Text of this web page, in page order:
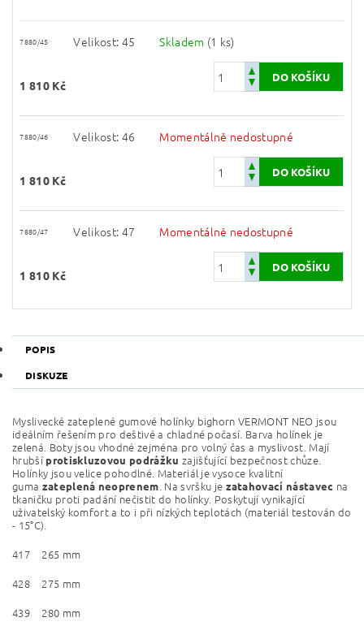
7880/45 Velikost: 45 Skladem (1 ks)
1 810 Kč
7880/46 Velikost: 46 Momentálně nedostupné
1 810 Kč
7880/47 Velikost: 47 Momentálně nedostupné
1 810 Kč
POPIS
DISKUZE
Myslivecké zateplené gumové holínky bighorn VERMONT NEO jsou
ideálním řešením pro deštivé a chladné počasí. Barva holínek je
zelená. Boty jsou vhodné zejména pro volný čas a myslivost. Mají
hrubší protiskluzovou podrážku zajišťující bezpečnost chůze.
Holínky jsou velice pohodlné. Materiál je vysoce kvalitní
guma zateplená neoprenem. Na svršku je zatahovací nástavec na
tkaničku proti padání nečistit do holínky. Poskytují vynikající
uživatelský komfort a to i při nízkých teplotách (materiál testován do
- 15°C).
41 7
265 mm
428
275 mm
439
280 mm